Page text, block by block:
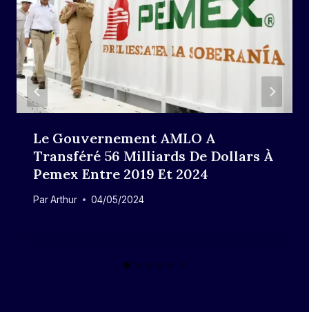
Le Gouvernement AMLO A
Transféré 56 Milliards De Dollars À
Pemex Entre 2019 Et 2024
ParArthur 04/05/2024